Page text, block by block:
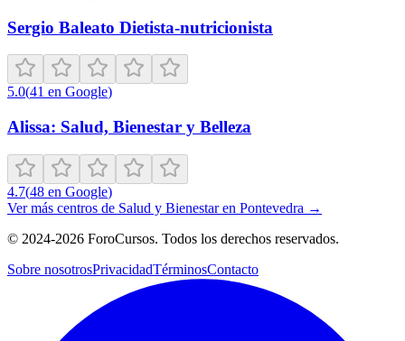
Sergio Baleato Dietista-nutricionista
5.0(41 en Google)
Alissa: Salud, Bienestar y Belleza
4.7(48 en Google)
Ver más centros de Salud y Bienestaren Pontevedra →
© 2024-2026 ForoCursos. Todos los derechos reservados.
Sobre nosotrosPrivacidadTérminosContacto